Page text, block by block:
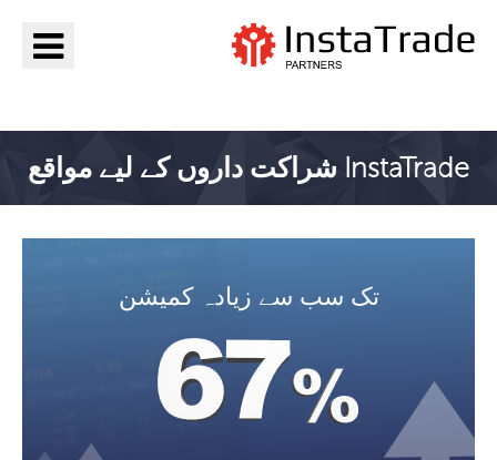
InstaTrade شراکت داروں کے لیے مواقع
تک سب سے زیادہ کمیشن